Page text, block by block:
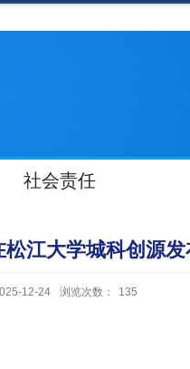
社会责任
江大学城科创源
12-24 浏览次数： 135